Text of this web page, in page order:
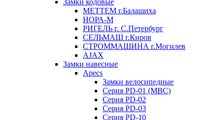
Замки кодовые
МЕТТЕМ г.Балашиха
НОРА-М
РИГЕЛЬ г. С.Петербург
СЕЛЬМАШ г.Киров
СТРОММАШИНА г.Могилев
AJAX
Замки навесные
Apecs
Замки велосипедные
Серия PD-01 (МВС)
Серия PD-02
Серия PD-03
Серия PD-10